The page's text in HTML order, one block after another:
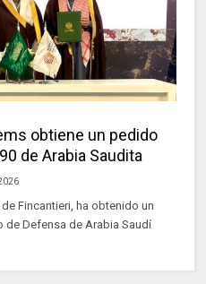
obtiene un pedido
de Arabia Saudita
Fincantieri, ha obtenido un
Defensa de Arabia Saudí